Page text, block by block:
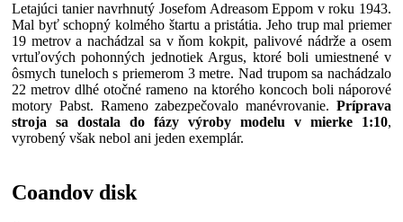
Letajúci tanier navrhnutý Josefom Adreasom Eppom v roku 1943.
Mal byť schopný kolmého štartu a pristátia. Jeho trup mal priemer
19 metrov a nachádzal sa v ňom kokpit, palivové nádrže a osem
vrtuľových pohonných jednotiek Argus, ktoré boli umiestnené v
ôsmych tuneloch s priemerom 3 metre. Nad trupom sa nachádzalo
22 metrov dlhé otočné rameno na ktorého koncoch boli náporové
motory Pabst. Rameno zabezpečovalo manévrovanie. Príprava
stroja sa dostala do fázy výroby modelu v mierke 1:10,
vyrobený však nebol ani jeden exemplár.
Coandov disk